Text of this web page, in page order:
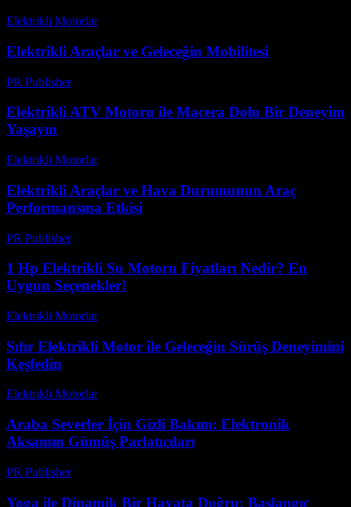
Elektrikli Motorlar-
Elektrikli Araçlar ve Geleceğin Mobilitesi
PR Publisher-
Elektrikli ATV Motoru ile Macera Dolu Bir Deneyim
Yaşayın
Elektrikli Motorlar-
Elektrikli Araçlar ve Hava Durumunun Araç
Performansına Etkisi
PR Publisher-
1 Hp Elektrikli Su Motoru Fiyatları Nedir? En
Uygun Seçenekler!
Elektrikli Motorlar-
Sıfır Elektrikli Motor ile Geleceğin Sürüş Deneyimini
Keşfedin
Elektrikli Motorlar-
Araba Severler İçin Gizli Bakım: Elektronik
Aksamın Gümüş Parlatıcıları
PR Publisher-
Yoga ile Dinamik Bir Hayata Doğru: Başlangıç